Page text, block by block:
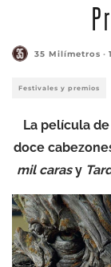
35 Milímetros ·
Festivales y premios
La película
doce
mil carasy